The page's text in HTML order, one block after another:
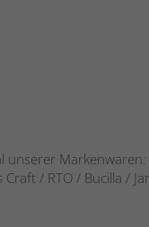
unserer
Craft / RTO / Bucilla /